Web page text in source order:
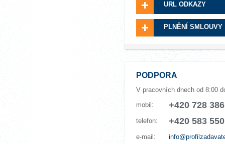
URL ODKAZY
PLNĚNÍ SMLOUVY
PODPORA
V pracovních dnech od 8:00
mobil:
+420 728
telefon: +420 583
e-mail: